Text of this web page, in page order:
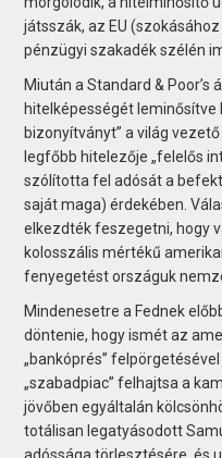
játsszák, az EU
pénzügyi szakadék szélén
Miután a Standard & Poor’s
hitelképességét leminősítve
bizonyítványt” a világ
legfőbb hitelezője „felelős
szólította fel adósát a
saját maga) érdekében.
elkezdték feszegetni, hogy
kolosszális mértékű
fenyegetést országuk
Mindenesetre a Fednek
döntenie, hogy ismét az
„bankóprés”
„szabadpiac” felhajtsa a
jövőben egyáltalán
totálisan legatyásodott